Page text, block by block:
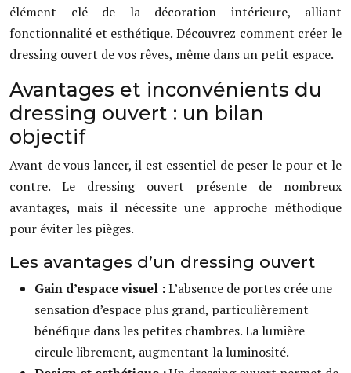
élément clé de la décoration intérieure, alliant
fonctionnalité et esthétique. Découvrez comment créer le
dressing ouvert de vos rêves, même dans un petit espace.
Avantages et inconvénients du
dressing ouvert : un bilan
objectif
Avant de vous lancer, il est essentiel de peser le pour et le
contre. Le dressing ouvert présente de nombreux
avantages, mais il nécessite une approche méthodique
pour éviter les pièges.
Les avantages d’un dressing ouvert
Gain d’espace visuel :L’absence de portes crée une
sensation d’espace plus grand, particulièrement
bénéfique dans les petites chambres. La lumière
circule librement, augmentant la luminosité.